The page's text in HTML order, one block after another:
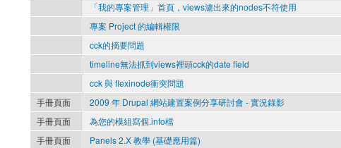
「我的專案管理」首頁，views濾出來的nodes不符使用
專案 Project 的編輯權限
cck的摘要問題
timeline無法抓到views裡頭cck的date field
cck 與 flexinode衝突問題
手冊頁面
2009 年 Drupal 網站建置案例分享研討會 - 實況錄影
手冊頁面
為您的模組寫個.info檔
手冊頁面
Panels 2.X 教學 (基礎應用篇)